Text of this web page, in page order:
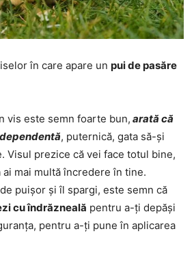
în care apare un pui de pasăre
vis este semn foarte bun, arată că
, puternică, gata să-și
Visul prezice că vei face totul bine,
mai multă încredere în tine.
puișor și îl spargi, este semn că
cu îndrăzneală pentru a-ți depăși
pentru a-ți pune în aplicarea